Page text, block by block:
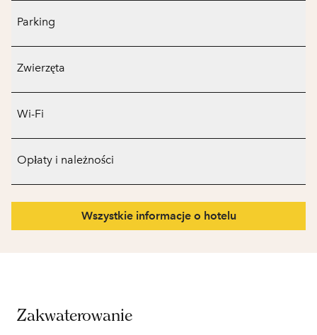
Parking
Zwierzęta
Wi-Fi
Opłaty i należności
Wszystkie informacje o hotelu
Zakwaterowanie